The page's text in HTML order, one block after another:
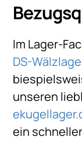
Im Lager-
DS-
unseren
ein